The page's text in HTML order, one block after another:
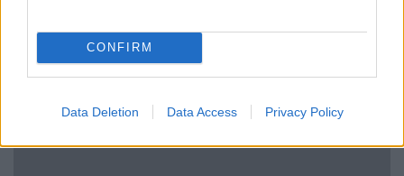
CONFIRM
Data Deletion Data Access Privacy Policy